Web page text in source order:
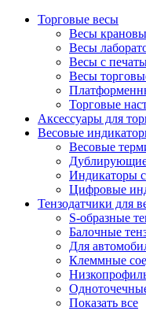
Торговые весы
Весы
Весы
Весы с
Весы
Торговые
Аксессуары для
Весовые
Весовые
Индикаторы
Цифровые
Тензодатчики для
S-образные
Балочные
Для
Клеммные
Показать все